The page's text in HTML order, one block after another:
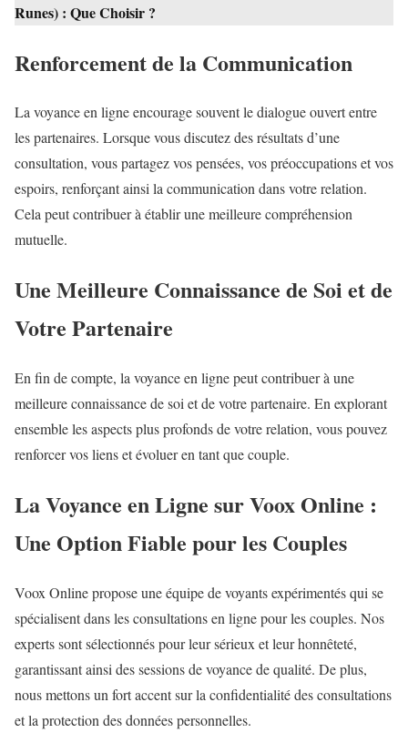
Runes) : Que Choisir ?
Renforcement de la Communication
La voyance en ligne encourage souvent le dialogue ouvert entre
les partenaires. Lorsque vous discutez des résultats d’une
consultation, vous partagez vos pensées, vos préoccupations et vos
espoirs, renforçant ainsi la communication dans votre relation.
Cela peut contribuer à établir une meilleure compréhension
mutuelle.
Une Meilleure Connaissance de Soi et de
Votre Partenaire
En fin de compte, la voyance en ligne peut contribuer à une
meilleure connaissance de soi et de votre partenaire. En explorant
ensemble les aspects plus profonds de votre relation, vous pouvez
renforcer vos liens et évoluer en tant que couple.
La Voyance en Ligne sur Voox Online :
Une Option Fiable pour les Couples
Voox Online propose une équipe de voyants expérimentés qui se
spécialisent dans les consultations en ligne pour les couples. Nos
experts sont sélectionnés pour leur sérieux et leur honnêteté,
garantissant ainsi des sessions de voyance de qualité. De plus,
nous mettons un fort accent sur la confidentialité des consultations
et la protection des données personnelles.